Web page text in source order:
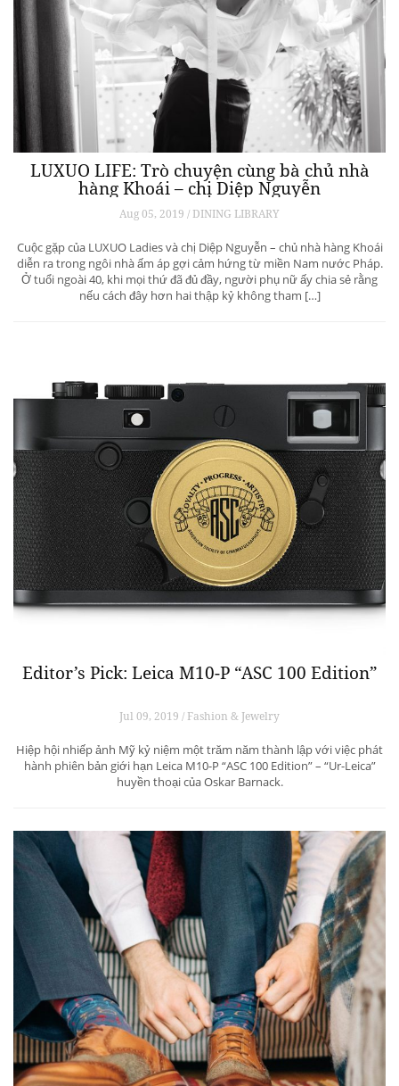
LUXUO LIFE: Trò chuyện cùng bà chủ nhà
hàng Khoái – chị Diệp Nguyễn
Aug 05, 2019 / DINING LIBRARY
Cuộc gặp của LUXUO Ladies và chị Diệp Nguyễn – chủ nhà hàng Khoái
diễn ra trong ngôi nhà ấm áp gợi cảm hứng từ miền Nam nước Pháp.
Ở tuổi ngoài 40, khi mọi thứ đã đủ đầy, người phụ nữ ấy chia sẻ rằng
nếu cách đây hơn hai thập kỷ không tham […]
Editor’s Pick: Leica M10-P “ASC 100 Edition”
Jul 09, 2019 / Fashion & Jewelry
Hiệp hội nhiếp ảnh Mỹ kỷ niệm một trăm năm thành lập với việc phát
hành phiên bản giới hạn Leica M10-P “ASC 100 Edition” – “Ur-Leica”
huyền thoại của Oskar Barnack.